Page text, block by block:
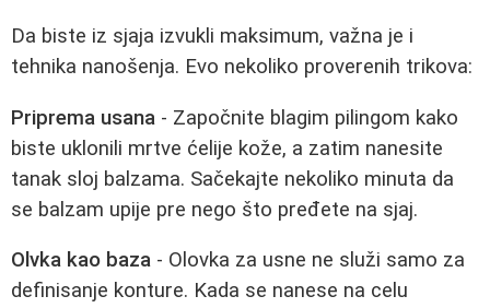
Da biste iz sjaja izvukli maksimum, važna je i
tehnika nanošenja. Evo nekoliko proverenih trikova:
Priprema usana - Započnite blagim pilingom kako
biste uklonili mrtve ćelije kože, a zatim nanesite
tanak sloj balzama. Sačekajte nekoliko minuta da
se balzam upije pre nego što pređete na sjaj.
Olvka kao baza - Olovka za usne ne služi samo za
definisanje konture. Kada se nanese na celu